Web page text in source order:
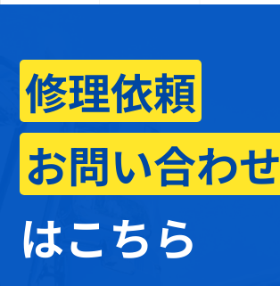
修理依頼
お問い合わせ
はこちら